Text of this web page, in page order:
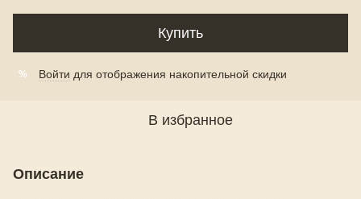
Купить
% Войти для отображения накопительной скидки
В избранное
Описание